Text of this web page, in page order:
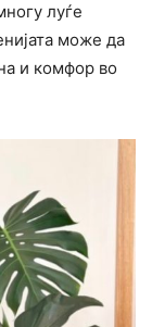
луѓе
може да
и комфор во